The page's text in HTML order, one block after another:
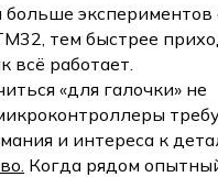
больше экспериментов
тем быстрее
всё работает.
«для галочки» не
и интереса к
Когда рядом